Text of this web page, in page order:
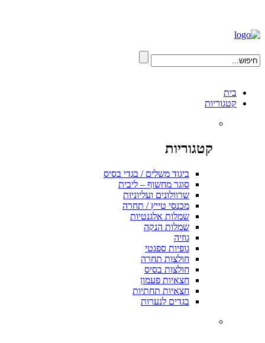
בית
קטגוריות
קטגוריות
ביגוד משלים / בגדי בסיס
סוגר מחשוף – ליבית
שרוולונים ועליוניות
מכנסי טייץ / תחרה
שמלות אלגנטיות
שמלות הנקה
גוזיה
גופיות ספגטי
חולצות תחרה
חולצות בסיס
חצאיות פעמון
חצאיות תחתיות
בגדים לנערות